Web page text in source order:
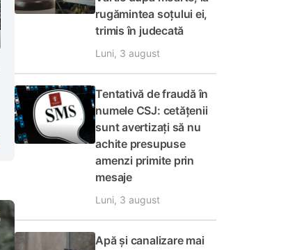
rugămintea soțului ei,
trimis în judecată
Luni, 3 august
Tentativă de fraudă în
numele CSJ: cetățenii
sunt avertizați să nu
achite presupuse
amenzi primite prin
mesaje
Luni, 3 august
Apă și canalizare mai